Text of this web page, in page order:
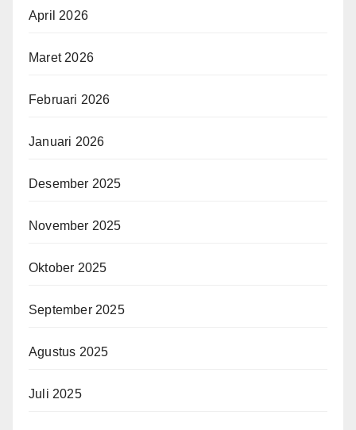
April 2026
Maret 2026
Februari 2026
Januari 2026
Desember 2025
November 2025
Oktober 2025
September 2025
Agustus 2025
Juli 2025